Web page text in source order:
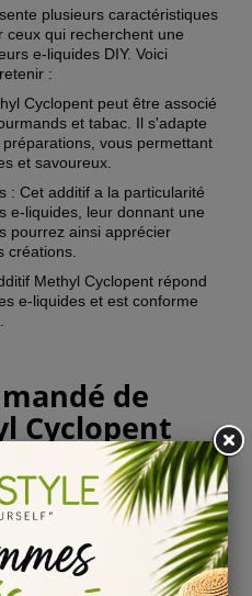
plusieurs caractéristiques
ceux qui recherchent une
e-liquides DIY. Voici
:
Cyclopent peut être associé
et tabac. Il s'adapte
vous permettant
et savoureux.
: Cet additif a la particularité
e-liquides, leur donnant une
pourrez ainsi apprécier
créations.
Methyl Cyclopent répond
e-liquides et est conforme
de
Cyclopent
dépend de vos
de goût. Cependant, il
avec un dosage faible et
obtenir le résultat
de dosage pour vous
mélange de 10 ml, il est